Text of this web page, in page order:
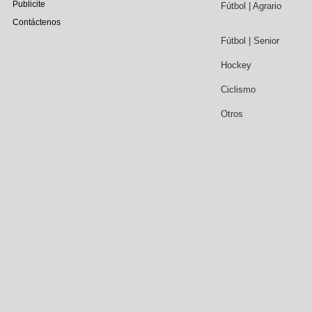
Publicite
Contáctenos
Fútbol | Agrario
Fútbol | Senior
Hockey
Ciclismo
Otros